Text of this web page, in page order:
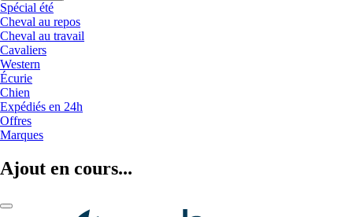
Spécial été
Cheval au repos
Cheval au travail
Cavaliers
Western
Écurie
Chien
Expédiés en 24h
Offres
Marques
Ajout en cours...